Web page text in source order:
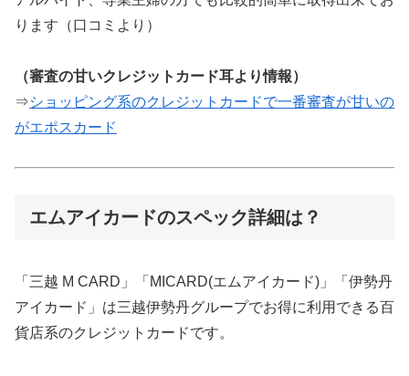
ります（口コミより）
（審査の甘いクレジットカード耳より情報）
⇒ショッピング系のクレジットカードで一番審査が甘いの
がエポスカード
エムアイカードのスペック詳細は？
「三越 M CARD」「MICARD(エムアイカード)」「伊勢丹
アイカード」は三越伊勢丹グループでお得に利用できる百
貨店系のクレジットカードです。